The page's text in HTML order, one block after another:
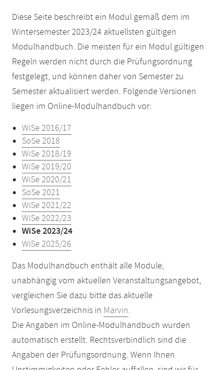
Diese Seite beschreibt ein Modul gemäß dem im
Wintersemester 2023/24 aktuellsten gültigen
Modulhandbuch. Die meisten für ein Modul gültigen
Regeln werden nicht durch die Prüfungsordnung
festgelegt, und können daher von Semester zu
Semester aktualisiert werden. Folgende Versionen
liegen im Online-Modulhandbuch vor:
WiSe 2016/17
SoSe 2018
WiSe 2018/19
WiSe 2019/20
WiSe 2020/21
SoSe 2021
WiSe 2021/22
WiSe 2022/23
WiSe 2023/24
WiSe 2025/26
Das Modulhandbuch enthält alle Module,
unabhängig vom aktuellen Veranstaltungsangebot,
vergleichen Sie dazu bitte das aktuelle
Vorlesungsverzeichnis in Marvin.
Die Angaben im Online-Modulhandbuch wurden
automatisch erstellt. Rechtsverbindlich sind die
Angaben der Prüfungsordnung. Wenn Ihnen